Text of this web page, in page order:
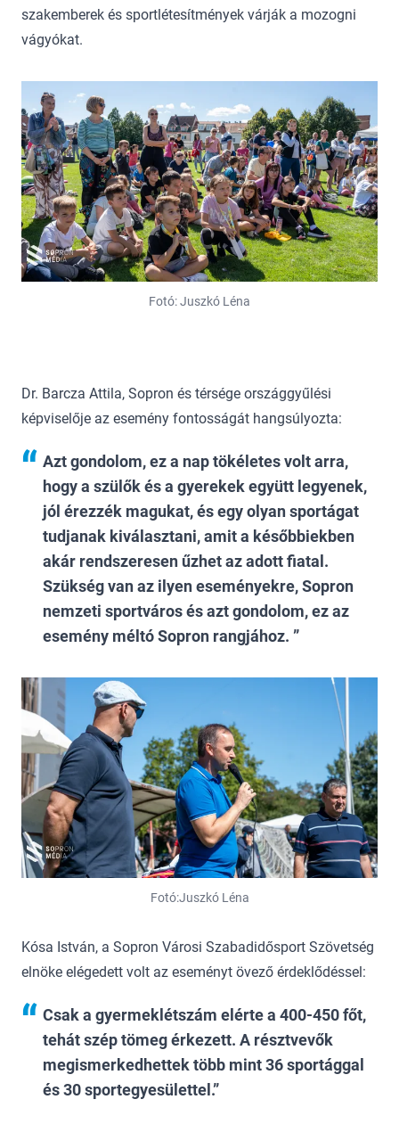
szakemberek és sportlétesítmények várják a mozogni
vágyókat.
Fotó: Juszkó Léna
Dr. Barcza Attila, Sopron és térsége országgyűlési
képviselője az esemény fontosságát hangsúlyozta:
Azt gondolom, ez a nap tökéletes volt arra,
hogy a szülők és a gyerekek együtt legyenek,
jól érezzék magukat, és egy olyan sportágat
tudjanak kiválasztani, amit a későbbiekben
akár rendszeresen űzhet az adott fiatal.
Szükség van az ilyen eseményekre, Sopron
nemzeti sportváros és azt gondolom, ez az
esemény méltó Sopron rangjához.
Fotó:Juszkó Léna
Kósa István, a Sopron Városi Szabadidősport Szövetség
elnöke elégedett volt az eseményt övező érdeklődéssel:
Csak a gyermeklétszám elérte a 400-450 főt,
tehát szép tömeg érkezett. A résztvevők
megismerkedhettek több mint 36 sportággal
és 30 sportegyesülettel.